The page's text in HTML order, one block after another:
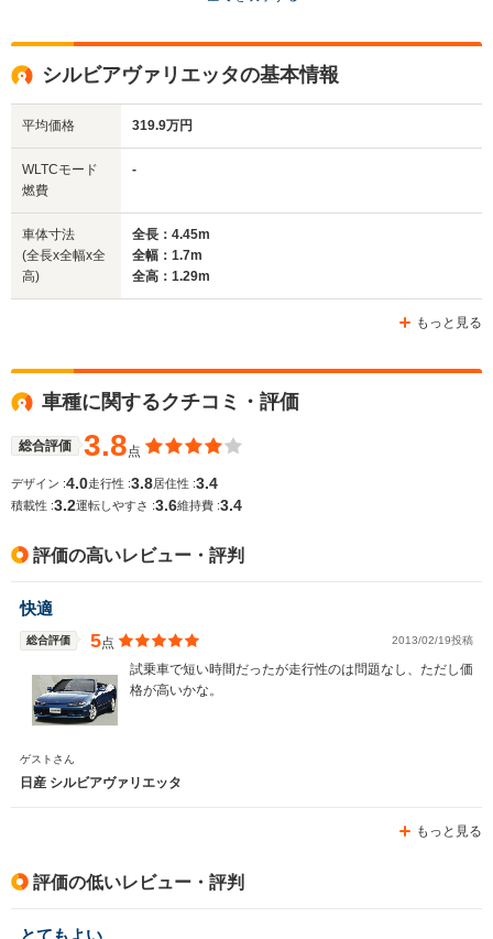
サイズ
(全長x全幅x全高)
WLTCモード
燃費
1.29m
2ドア
全高
1.26m
シルビアヴァリエッタの基本情報
平均価格 319.9万円
WLTCモード
燃費
-
車体寸法
(全長x全幅x全
高)
全長：4.45m
全幅：1.7m
全高：1.29m
もっと見る
車種に関するクチコミ・評価
総合評価 3.8点
デザイン :4.0走行性 :3.8居住性 :3.4
積載性 :3.2運転しやすさ :3.6維持費 :3.4
評価の高いレビュー・評判
快適
総合評価 5点 2013/02/19投稿
試乗車で短い時間だったが走行性のは問題なし、ただし価
格が高いかな。
ゲストさん
日産 シルビアヴァリエッタ
もっと見る
評価の低いレビュー・評判
とてもよい